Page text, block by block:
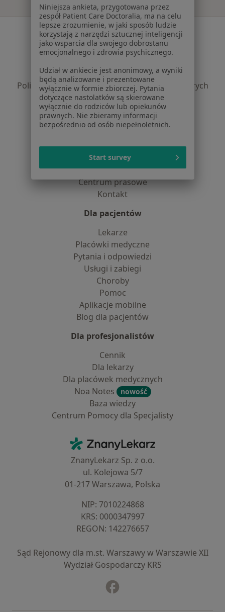
Serwis
Regulamin
Polityka prywatności profesjonalistów
Polityka prywatności dla profesjonalistów, których
dane pozyskaliśmy samodzielnie
Polityka cookies
Jak działają wyniki wyszukiwania
O nas
Praca Rekrutujemy!
Partnerzy
Centrum prasowe
Kontakt
Dla pacjentów
Lekarze
Placówki medyczne
Pytania i odpowiedzi
Usługi i zabiegi
Choroby
Pomoc
Aplikacje mobilne
Blog dla pacjentów
Dla profesjonalistów
Cennik
Dla lekarzy
Dla placówek medycznych
Noa Notes
nowość
Baza wiedzy
Centrum Pomocy dla Specjalisty
ZnanyLekarz - Strona główna
ZnanyLekarz Sp. z o.o.
ul. Kolejowa 5/7
01-217 Warszawa, Polska
NIP: ⁠7010224868
KRS: ⁠0000347997
REGON: ⁠142276657
Sąd Rejonowy dla m.st. Warszawy w Warszawie XII
Wydział Gospodarczy KRS
Niniejsza ankieta, przygotowana przez
zespół Patient Care Doctoralia, ma na celu
lepsze zrozumienie, w jaki sposób ludzie
korzystają z narzędzi sztucznej inteligencji
jako wsparcia dla swojego dobrostanu
emocjonalnego i zdrowia psychicznego.
Udział w ankiecie jest anonimowy, a wyniki
będą analizowane i prezentowane
wyłącznie w formie zbiorczej. Pytania
dotyczące nastolatków są skierowane
wyłącznie do rodziców lub opiekunów
prawnych. Nie zbieramy informacji
bezpośrednio od osób niepełnoletnich.
Start survey